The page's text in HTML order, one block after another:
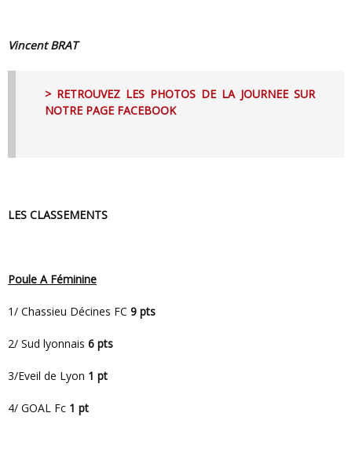
Vincent BRAT
> RETROUVEZ LES PHOTOS DE LA JOURNEE SUR
NOTRE PAGE FACEBOOK
LES CLASSEMENTS
Poule A Féminine
1/ Chassieu Décines FC 9 pts
2/ Sud lyonnais 6 pts
3/Eveil de Lyon 1 pt
4/ GOAL Fc 1 pt